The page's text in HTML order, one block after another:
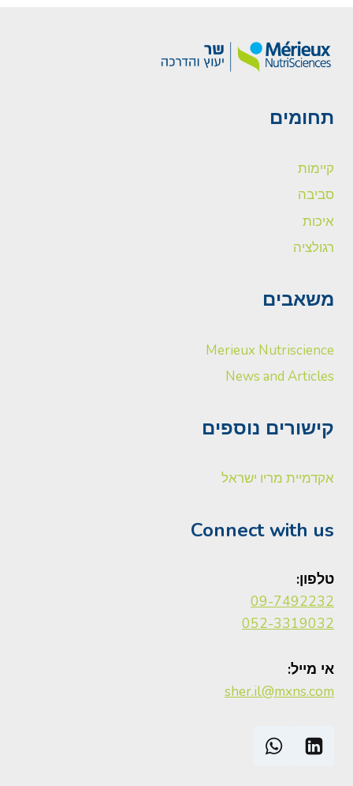
תחומים
קיימות
סביבה
איכות
רגולציה
משאבים
Merieux Nutriscience
News and Articles
קישורים נוספים
אקדמיית מריו ישראל
Connect with us
טלפון:
09-7492232
052-3319032
אי מייל:
sher.il@mxns.com